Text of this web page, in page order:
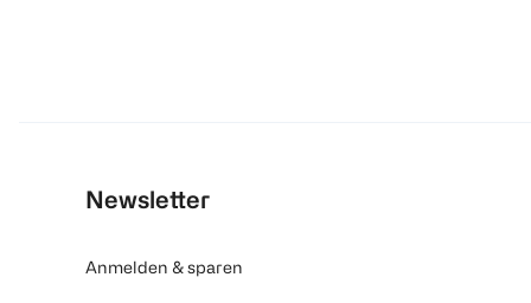
Newsletter
Anmelden & sparen